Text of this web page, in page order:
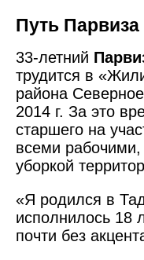
Путь Парвиза
33-летний
трудится в
района
2014 г. За это
старшего на
всеми рабочими,
уборкой
«Я родился в
исполнилось 18
почти без